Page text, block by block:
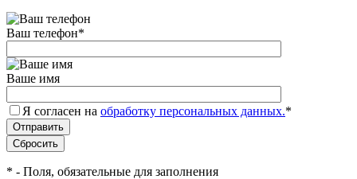
Ваш телефон*
Ваше имя
Я согласен на обработку персональных данных.*
* - Поля, обязательные для заполнения